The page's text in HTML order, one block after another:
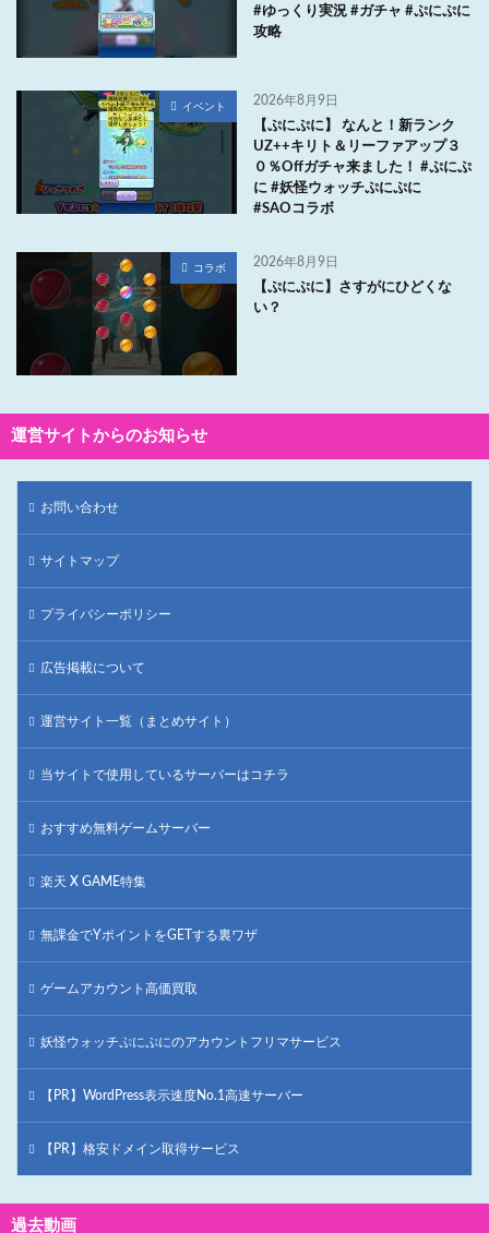
#ゆっくり実況 #ガチャ #ぷにぷに
攻略
イベント 2026年8月9日
【ぷにぷに】 なんと！新ランク
UZ++キリト＆リーファアップ３
０％Offガチャ来ました！ #ぷにぷ
に #妖怪ウォッチぷにぷに
#SAOコラボ
コラボ 2026年8月9日
【ぷにぷに】さすがにひどくな
い？
運営サイトからのお知らせ
お問い合わせ
サイトマップ
プライバシーポリシー
広告掲載について
運営サイト一覧（まとめサイト）
当サイトで使用しているサーバーはコチラ
おすすめ無料ゲームサーバー
楽天 X GAME特集
無課金でYポイントをGETする裏ワザ
ゲームアカウント高価買取
妖怪ウォッチぷにぷにのアカウントフリマサービス
【PR】WordPress表示速度No.1高速サーバー
【PR】格安ドメイン取得サービス
過去動画